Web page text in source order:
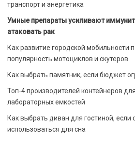
транспорт и энергетика
Умные препараты усиливают
атаковать рак
Как развитие городской мобильности
популярность мотоциклов и скутеров
Как выбрать памятник, если бюджет
Топ-4 производителей контейнеров
лабораторных емкостей
Как выбрать диван для гостиной, если
использоваться для сна